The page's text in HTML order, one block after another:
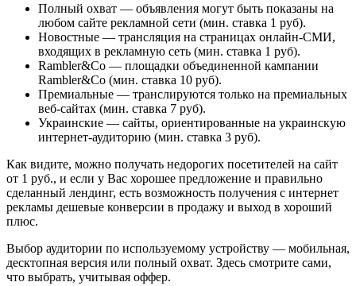
Полный охват — объявления могут быть показаны на
любом сайте рекламной сети (мин. ставка 1 руб).
Новостные — трансляция на страницах онлайн-СМИ,
входящих в рекламную сеть (мин. ставка 1 руб).
Rambler&Co — площадки объединенной кампании
Rambler&Co (мин. ставка 10 руб).
Премиальные — транслируются только на премиальных
веб-сайтах (мин. ставка 7 руб).
Украинские — сайты, ориентированные на украинскую
интернет-аудиторию (мин. ставка 3 руб).
Как видите, можно получать недорогих посетителей на сайт
от 1 руб., и если у Вас хорошее предложение и правильно
сделанный лендинг, есть возможность получения с интернет
рекламы дешевые конверсии в продажу и выход в хороший
плюс.
Выбор аудитории по используемому устройству — мобильная,
десктопная версия или полный охват. Здесь смотрите сами,
что выбрать, учитывая оффер.